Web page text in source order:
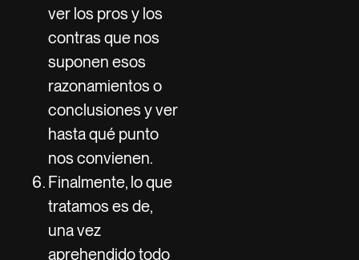
ver los pros y los
contras que nos
suponen esos
razonamientos o
conclusiones y ver
hasta qué punto
nos convienen.
Finalmente, lo que
tratamos es de,
una vez
aprehendido todo